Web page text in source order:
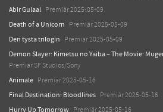
Abir Gulaal Premiär 2025-05-09
Death of a Unicorn Premiär 2025-05-09
Den tysta trilogin Premiär 2025-05-09
Demon Slayer: Kimetsu no Yaiba – The Movie:
Premiär SF Studios/Sony
Animale Premiär 2025-05-16
Final Destination: Bloodlines Premiär 2025-05-16
Hurry Up Tomorrow Premiär 2025-05-16